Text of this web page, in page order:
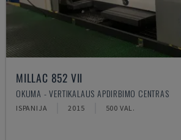
MILLAC 852 VII
OKUMA - VERTIKALAUS APDIRBIMO CENTRAS
ISPANIJA 2015 500 VAL.